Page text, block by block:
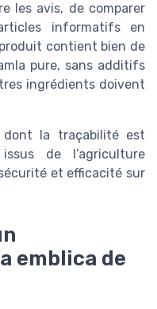
les avis, de comparer
informatifs en
contient bien de
pure, sans additifs
ingrédients doivent
dont la traçabilité est
de l’agriculture
et efficacité sur
emblica de